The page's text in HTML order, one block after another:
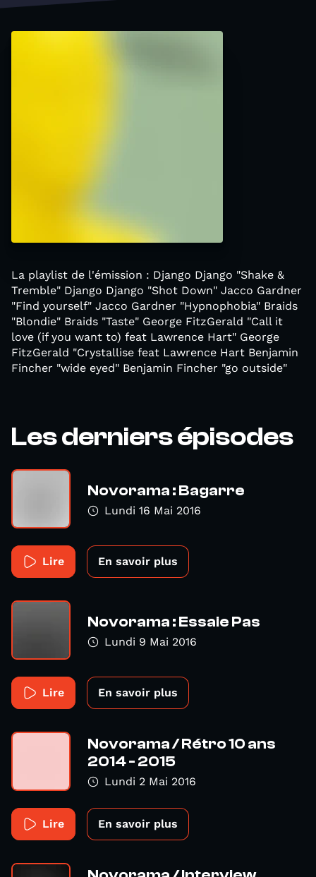
La playlist de l'émission : Django Django "Shake &
Tremble" Django Django "Shot Down" Jacco Gardner
"Find yourself" Jacco Gardner "Hypnophobia" Braids
"Blondie" Braids "Taste" George FitzGerald "Call it
love (if you want to) feat Lawrence Hart" George
FitzGerald "Crystallise feat Lawrence Hart Benjamin
Fincher "wide eyed" Benjamin Fincher "go outside"
Les derniers épisodes
Novorama : Bagarre
Lundi 16 Mai 2016
Lire En savoir plus
Novorama : Essaie Pas
Lundi 9 Mai 2016
Lire En savoir plus
Novorama / Rétro 10 ans
2014 - 2015
Lundi 2 Mai 2016
Lire En savoir plus